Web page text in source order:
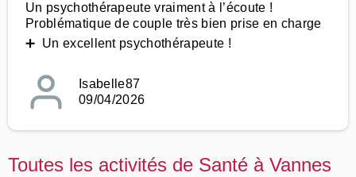
Un psychothérapeute vraiment à l’écoute !
Problématique de couple très bien prise en charge
➕ Un excellent psychothérapeute !
Isabelle87
09/04/2026
Toutes les activités de Santé à Vannes